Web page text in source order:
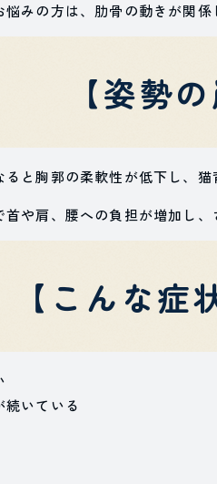
みの方は、肋骨の動きが関係
【姿勢
ると胸郭の柔軟性が低下し、
首や肩、腰への負担が増加し
【こんな
続いている